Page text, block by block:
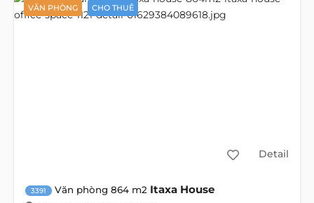
VĂN PHÒNG CHO THUÊ
Detail
3391 Văn phòng 864 m2 Itaxa House